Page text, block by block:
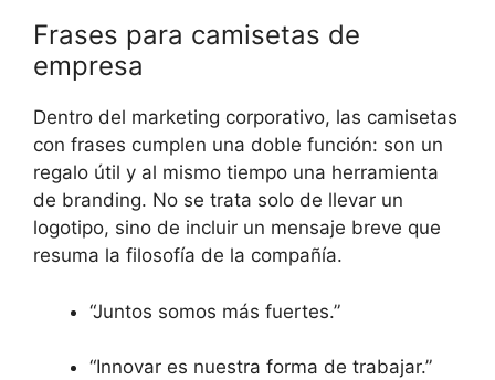
Frases para camisetas de
empresa
Dentro del marketing corporativo, las camisetas
con frases cumplen una doble función: son un
regalo útil y al mismo tiempo una herramienta
de branding. No se trata solo de llevar un
logotipo, sino de incluir un mensaje breve que
resuma la filosofía de la compañía.
“Juntos somos más fuertes.”
“Innovar es nuestra forma de trabajar.”